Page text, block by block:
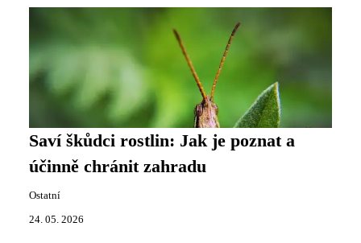
Saví škůdci rostlin: Jak je poznat a
účinně chránit zahradu
Ostatní
24. 05. 2026